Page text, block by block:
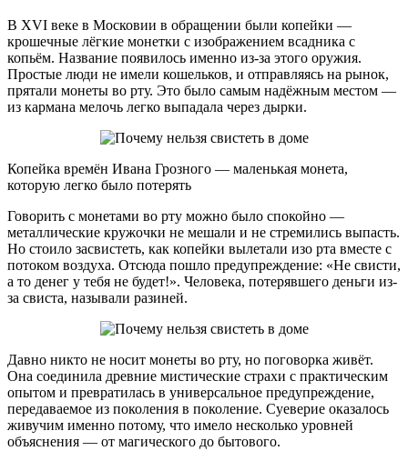
В XVI веке в Московии в обращении были копейки —
крошечные лёгкие монетки с изображением всадника с
копьём. Название появилось именно из-за этого оружия.
Простые люди не имели кошельков, и отправляясь на рынок,
прятали монеты во рту. Это было самым надёжным местом —
из кармана мелочь легко выпадала через дырки.
Копейка времён Ивана Грозного — маленькая монета,
которую легко было потерять
Говорить с монетами во рту можно было спокойно —
металлические кружочки не мешали и не стремились выпасть.
Но стоило засвистеть, как копейки вылетали изо рта вместе с
потоком воздуха. Отсюда пошло предупреждение: «Не свисти,
а то денег у тебя не будет!». Человека, потерявшего деньги из-
за свиста, называли разиней.
Давно никто не носит монеты во рту, но поговорка живёт.
Она соединила древние мистические страхи с практическим
опытом и превратилась в универсальное предупреждение,
передаваемое из поколения в поколение. Суеверие оказалось
живучим именно потому, что имело несколько уровней
объяснения — от магического до бытового.